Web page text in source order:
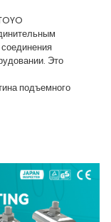
Это
подъемного